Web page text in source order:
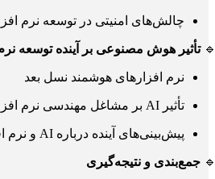
چالش‌های امنیتی در توسعه نرم
تأثیر هوش مصنوعی بر آینده توسعه نرم
نرم افزارهای هوشمند نسل بعد
تأثیر AI بر مشاغل مهندسی نرم افزار
پیش‌بینی‌های آینده درباره AI و نرم افزار
جمع‌بندی و نتیجه‌گیری